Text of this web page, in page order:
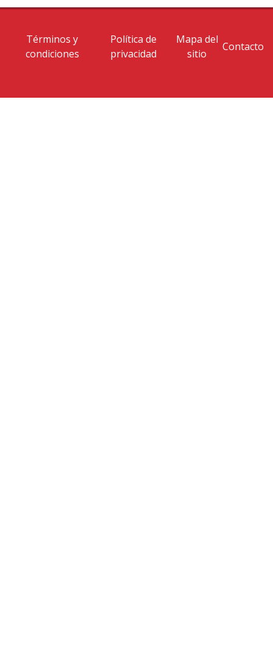
Términos y
condiciones
Política de
privacidad
Mapa del
sitio
Contacto